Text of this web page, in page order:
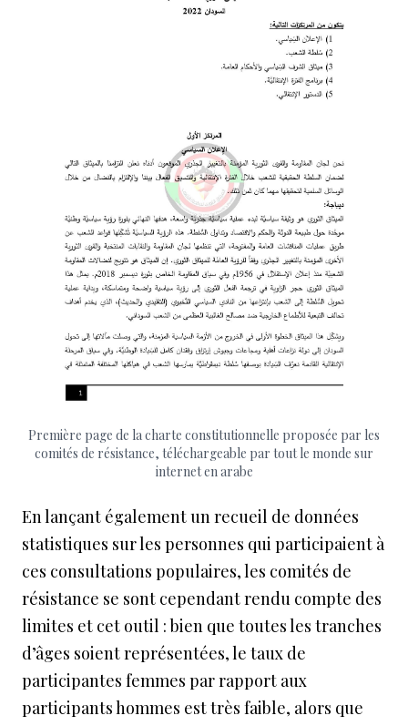
Première page de la charte constitutionnelle proposée par les
comités de résistance, téléchargeable par tout le monde sur
internet en arabe
En lançant également un recueil de données
statistiques sur les personnes qui participaient à
ces consultations populaires, les comités de
résistance se sont cependant rendu compte des
limites et cet outil : bien que toutes les tranches
d’âges soient représentées, le taux de
participantes femmes par rapport aux
participants hommes est très faible, alors que